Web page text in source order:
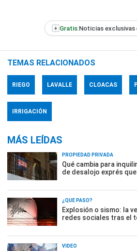
+ Gratis:Noticias exclusivas
TEMAS RELACIONADOS
RIEGO LAVALLE CLOACAS
IRRIGACIÓN
MÁS LEÍDAS
PROPIEDAD PRIVADA
Qué cambia para
de desalojo exprés
¿QUÉ PASÓ?
Explosión o sismo: la
redes sociales tras el
VIDEO